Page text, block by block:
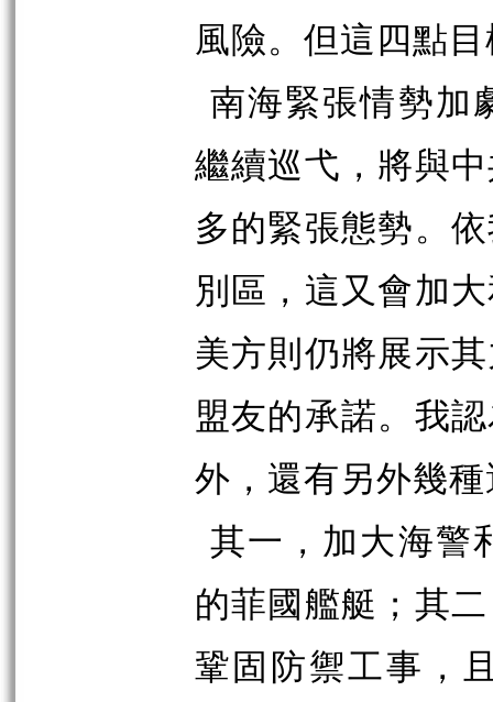
風險。但這四點
南海緊張情勢加
繼續巡弋，將與
多的緊張態勢。
別區，這又會加
美方則仍將展示
盟友的承諾。我
外，還有另外幾
其一，加大海警
的菲國艦艇；其
鞏固防禦工事，